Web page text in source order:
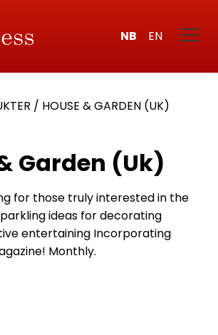
NB EN
/ HOUSE & GARDEN (UK)
Garden (Uk)
for those truly interested in the
ideas for decorating
entertaining Incorporating
Monthly.